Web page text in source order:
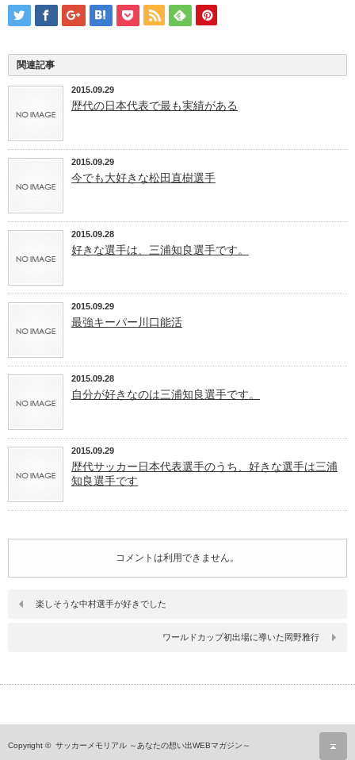
関連記事
2015.09.29
歴代の日本代表で最も実績がある
2015.09.29
今でも大好きな松田直樹選手
2015.09.28
好きな選手は、三浦知良選手です。
2015.09.29
最強キーパー川口能活
2015.09.28
自分が好きなのは三浦知良選手です。
2015.09.29
歴代サッカー日本代表選手のうち、好きな選手は三浦
知良選手です
コメントは利用できません。
楽しそうな中村選手が好きでした
ワールドカップ初出場に導いた岡野雅行
Copyright © サッカーメモリアル ～あなたの想い出WEBマガジン～